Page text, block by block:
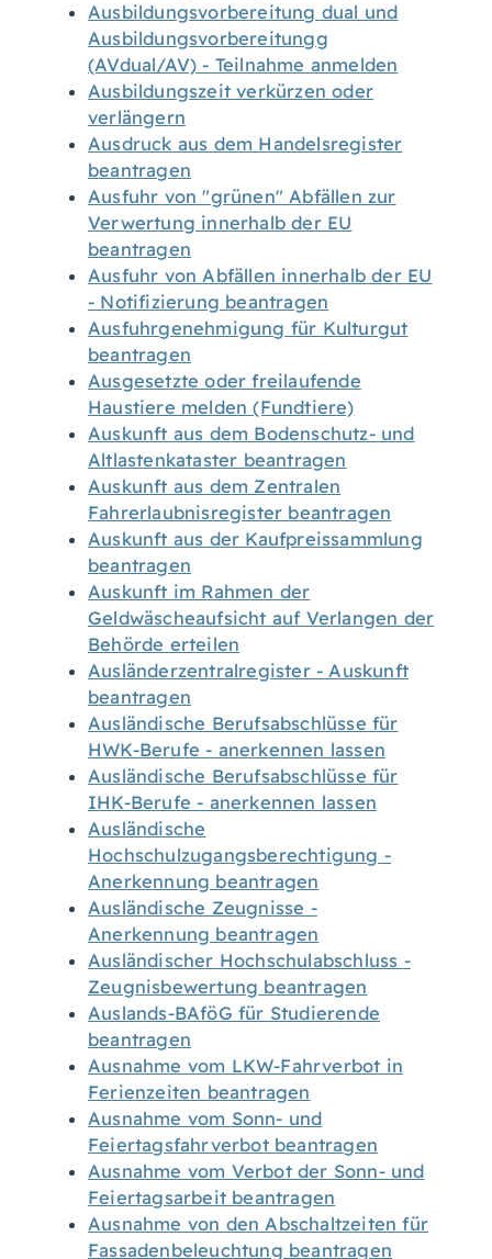
Ausbildungsvorbereitung dual und
Ausbildungsvorbereitungg
(AVdual/AV) - Teilnahme anmelden
Ausbildungszeit verkürzen oder
verlängern
Ausdruck aus dem Handelsregister
beantragen
Ausfuhr von "grünen" Abfällen zur
Verwertung innerhalb der EU
beantragen
Ausfuhr von Abfällen innerhalb der EU
- Notifizierung beantragen
Ausfuhrgenehmigung für Kulturgut
beantragen
Ausgesetzte oder freilaufende
Haustiere melden (Fundtiere)
Auskunft aus dem Bodenschutz- und
Altlastenkataster beantragen
Auskunft aus dem Zentralen
Fahrerlaubnisregister beantragen
Auskunft aus der Kaufpreissammlung
beantragen
Auskunft im Rahmen der
Geldwäscheaufsicht auf Verlangen der
Behörde erteilen
Ausländerzentralregister - Auskunft
beantragen
Ausländische Berufsabschlüsse für
HWK-Berufe - anerkennen lassen
Ausländische Berufsabschlüsse für
IHK-Berufe - anerkennen lassen
Ausländische
Hochschulzugangsberechtigung -
Anerkennung beantragen
Ausländische Zeugnisse -
Anerkennung beantragen
Ausländischer Hochschulabschluss -
Zeugnisbewertung beantragen
Auslands-BAföG für Studierende
beantragen
Ausnahme vom LKW-Fahrverbot in
Ferienzeiten beantragen
Ausnahme vom Sonn- und
Feiertagsfahrverbot beantragen
Ausnahme vom Verbot der Sonn- und
Feiertagsarbeit beantragen
Ausnahme von den Abschaltzeiten für
Fassadenbeleuchtung beantragen